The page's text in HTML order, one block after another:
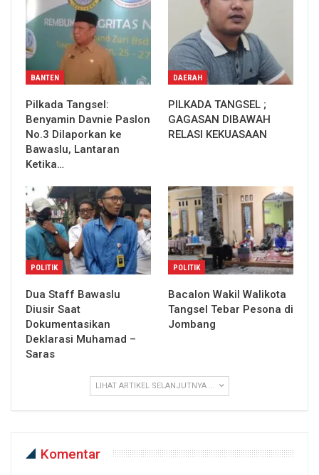
BANTEN
Pilkada Tangsel:
Benyamin Davnie Paslon
No.3 Dilaporkan ke
Bawaslu, Lantaran
Ketika…
DAERAH
PILKADA TANGSEL ;
GAGASAN DIBAWAH
RELASI KEKUASAAN
POLITIK
Dua Staff Bawaslu
Diusir Saat
Dokumentasikan
Deklarasi Muhamad –
Saras
POLITIK
Bacalon Wakil Walikota
Tangsel Tebar Pesona di
Jombang
LIHAT ARTIKEL SELANJUTNYA ...
Komentar